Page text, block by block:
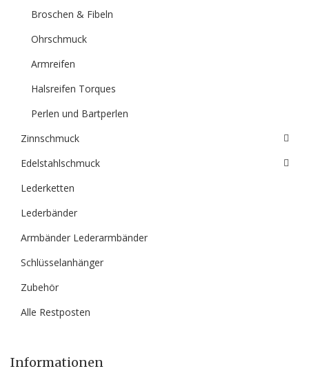
Broschen & Fibeln
Ohrschmuck
Armreifen
Halsreifen Torques
Perlen und Bartperlen
Zinnschmuck
Edelstahlschmuck
Lederketten
Lederbänder
Armbänder Lederarmbänder
Schlüsselanhänger
Zubehör
Alle Restposten
Informationen